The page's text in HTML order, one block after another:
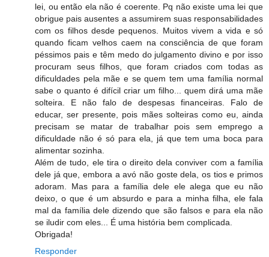
lei, ou então ela não é coerente. Pq não existe uma lei que
obrigue pais ausentes a assumirem suas responsabilidades
com os filhos desde pequenos. Muitos vivem a vida e só
quando ficam velhos caem na consciência de que foram
péssimos pais e têm medo do julgamento divino e por isso
procuram seus filhos, que foram criados com todas as
dificuldades pela mãe e se quem tem uma família normal
sabe o quanto é difícil criar um filho... quem dirá uma mãe
solteira. E não falo de despesas financeiras. Falo de
educar, ser presente, pois mães solteiras como eu, ainda
precisam se matar de trabalhar pois sem emprego a
dificuldade não é só para ela, já que tem uma boca para
alimentar sozinha.
Além de tudo, ele tira o direito dela conviver com a família
dele já que, embora a avó não goste dela, os tios e primos
adoram. Mas para a família dele ele alega que eu não
deixo, o que é um absurdo e para a minha filha, ele fala
mal da família dele dizendo que são falsos e para ela não
se iludir com eles... É uma história bem complicada.
Obrigada!
Responder